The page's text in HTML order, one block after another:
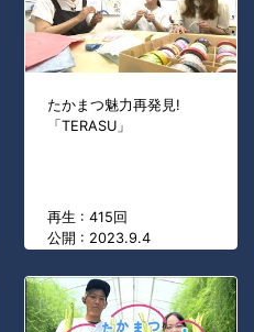
たかまつ魅力再発見!
「TERASU」
再生 : 415回
公開 : 2023.9.4